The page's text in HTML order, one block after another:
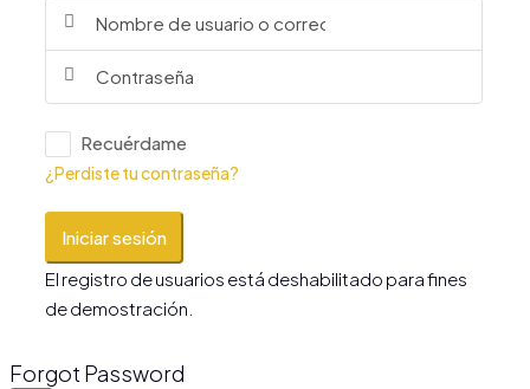
Recuérdame
¿Perdiste tu contraseña?
Iniciar sesión
El registro de usuarios está deshabilitado para fines
de demostración.
Forgot Password